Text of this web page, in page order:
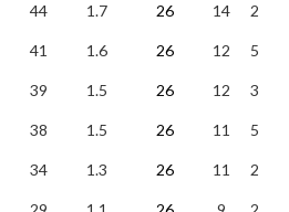
44 1.7 26 14 2
41 1.6 26 12 5
39 1.5 26 12 3
38 1.5 26 11 5
34 1.3 26 11 2